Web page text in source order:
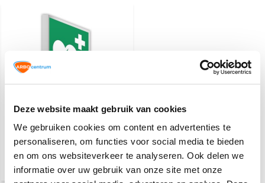
Deze website maakt gebruik van cookies
We gebruiken cookies om content en advertenties te
personaliseren, om functies voor social media te bieden
en om ons websiteverkeer te analyseren. Ook delen we
informatie over uw gebruik van onze site met onze
AED haaks
10,20